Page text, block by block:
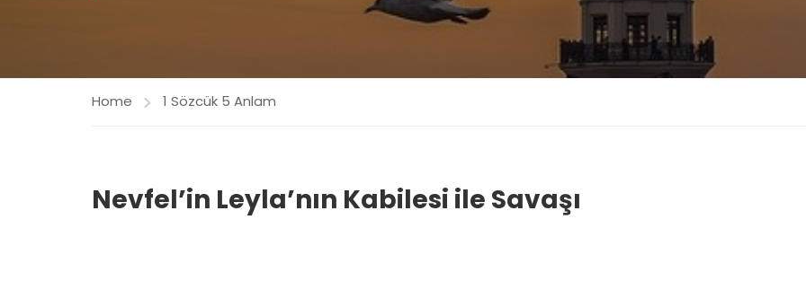
Home 1 Sözcük 5 Anlam
Nevfel’in Leyla’nın Kabilesi ile Savaşı